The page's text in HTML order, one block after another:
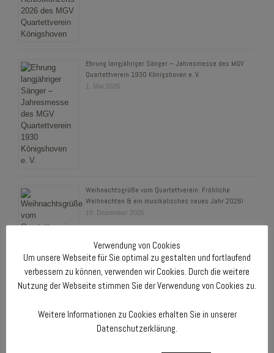
Ehrung langjähriger Sänger – Jahresmesse des MGV
Quartettverein 1930 Königshoven e. V.
1. Mai 2026
Weihnachtsgrüße vom Quartettverein: Fröhliche
Weihnachten & ein musikalisches neues Jahr 2026!
19. Dezember 2025
UNSERE NÄCHSTEN TERMINE 2026
Verwendung von Cookies
Um unsere Webseite für Sie optimal zu gestalten und fortlaufend
verbessern zu können, verwenden wir Cookies. Durch die weitere
Nutzung der Webseite stimmen Sie der Verwendung von Cookies zu.
Weitere Informationen zu Cookies erhalten Sie in unserer
Datenschutzerklärung.